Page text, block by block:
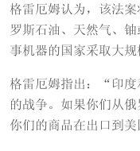
格雷厄姆认为，该法
罗斯石油、天然气、
事机器的国家采取大规
格雷厄姆指出：“印度
的战争。如果你们从
你们的商品在出口到美